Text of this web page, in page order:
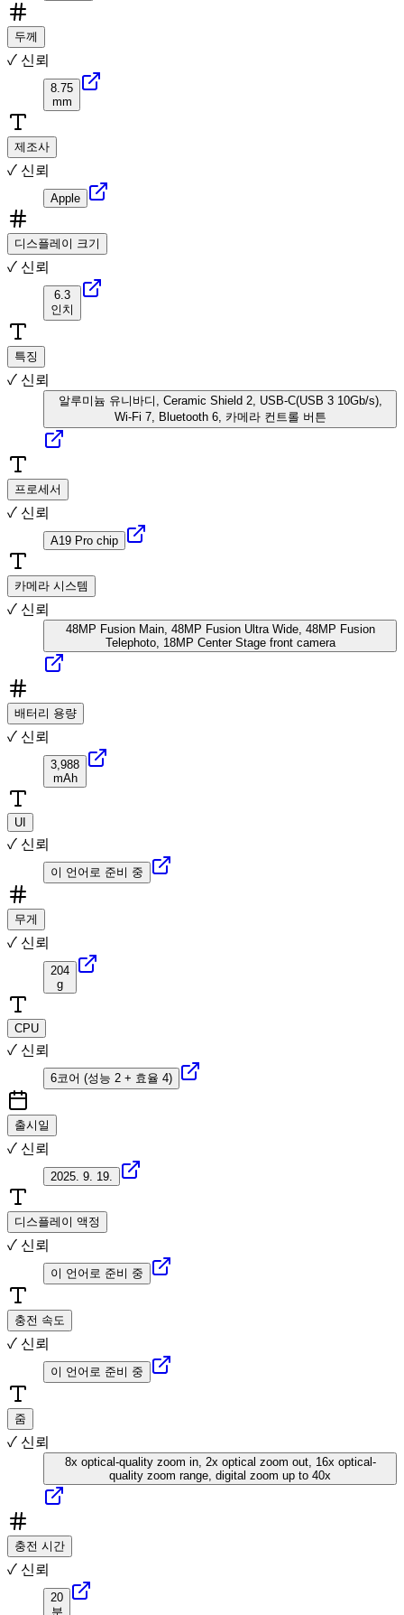
두께
✓ 신뢰
8.75
mm
제조사
✓ 신뢰
Apple
디스플레이 크기
✓ 신뢰
6.3
인치
특징
✓ 신뢰
알루미늄 유니바디, Ceramic Shield 2, USB-C(USB 3 10Gb/s),
Wi-Fi 7, Bluetooth 6, 카메라 컨트롤 버튼
프로세서
✓ 신뢰
A19 Pro chip
카메라 시스템
✓ 신뢰
48MP Fusion Main, 48MP Fusion Ultra Wide, 48MP Fusion
Telephoto, 18MP Center Stage front camera
배터리 용량
✓ 신뢰
3,988
mAh
UI
✓ 신뢰
이 언어로 준비 중
무게
✓ 신뢰
204
g
CPU
✓ 신뢰
6코어 (성능 2 + 효율 4)
출시일
✓ 신뢰
2025. 9. 19.
디스플레이 액정
✓ 신뢰
이 언어로 준비 중
충전 속도
✓ 신뢰
이 언어로 준비 중
줌
✓ 신뢰
8x optical-quality zoom in, 2x optical zoom out, 16x optical-
quality zoom range, digital zoom up to 40x
충전 시간
✓ 신뢰
20
분